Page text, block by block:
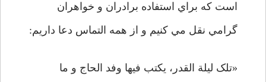
است که براي استفاده برادران و خواهران
گرامي نقل مي کنيم و از همه التماس دعا داريم:
«تلک ليلة القدر، يکتب فيها وفد الحاج و ما